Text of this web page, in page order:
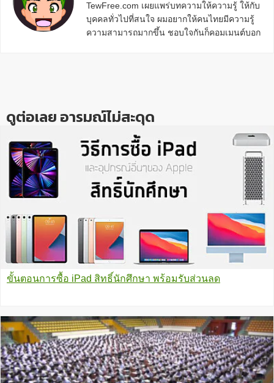
TewFree.com เผยแพร่บทความให้ความรู้ ให้กับ
บุคคลทั่วไปที่สนใจ ผมอยากให้คนไทยมีความรู้
ความสามารถมากขึ้น ชอบใจกันก็คอมเมนต์บอก
ดูต่อเลย อารมณ์ไม่สะดุด
ขั้นตอนการซื้อ iPad สิทธิ์นักศึกษา พร้อมรับส่วนลด